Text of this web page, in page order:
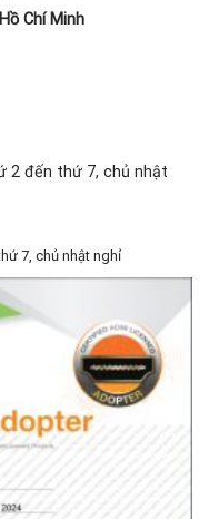
Chí Minh
2 đến thứ 7, chủ nhật
7, chủ nhật nghỉ